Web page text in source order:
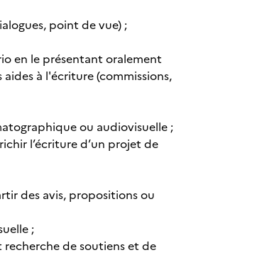
point de vue) ;
en le présentant oralement
à l'écriture (commissions,
ou audiovisuelle ;
l’écriture d’un projet de
des avis, propositions ou
;
de soutiens et de